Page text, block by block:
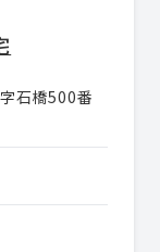
石橋500番